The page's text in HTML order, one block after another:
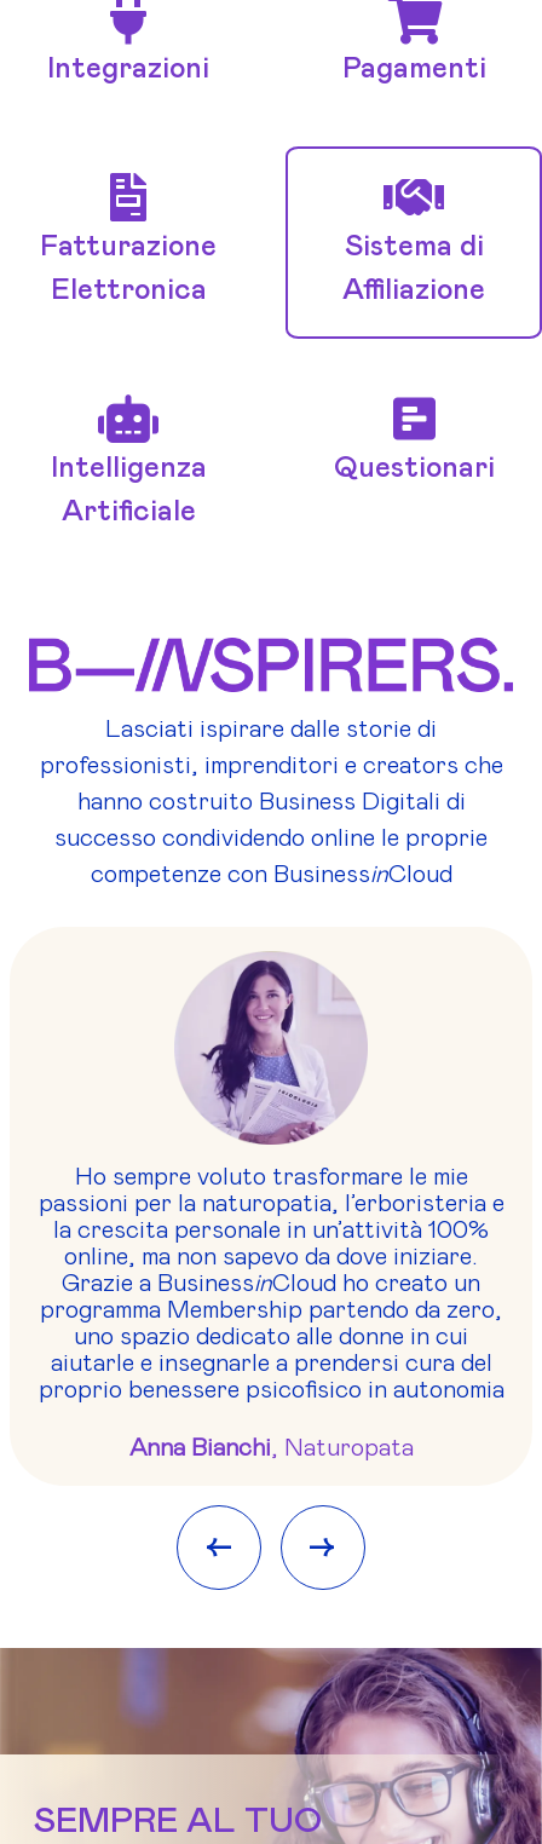
Integrazioni Pagamenti
Fatturazione
Elettronica
Sistema di
Affiliazione
Intelligenza
Artificiale
Questionari
Lasciati ispirare dalle storie di
professionisti, imprenditori e creators che
hanno costruito Business Digitali di
successo condividendo online le proprie
competenze con BusinessinCloud
Ho sempre voluto trasformare le mie
passioni per la naturopatia, l’erboristeria e
la crescita personale in un’attività 100%
online, ma non sapevo da dove iniziare.
Grazie a BusinessinCloud ho creato un
programma Membership partendo da zero,
uno spazio dedicato alle donne in cui
aiutarle e insegnarle a prendersi cura del
proprio benessere psicofisico in autonomia
Anna Bianchi, Naturopata
<- ->
SEMPRE AL TUO